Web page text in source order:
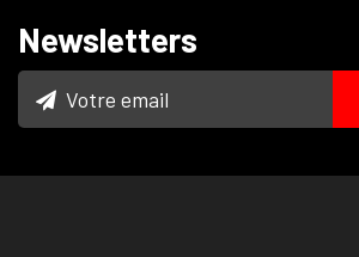
Newsletters